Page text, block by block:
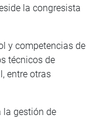
la congresista
y competencias de
técnicos de
entre otras
la gestión de